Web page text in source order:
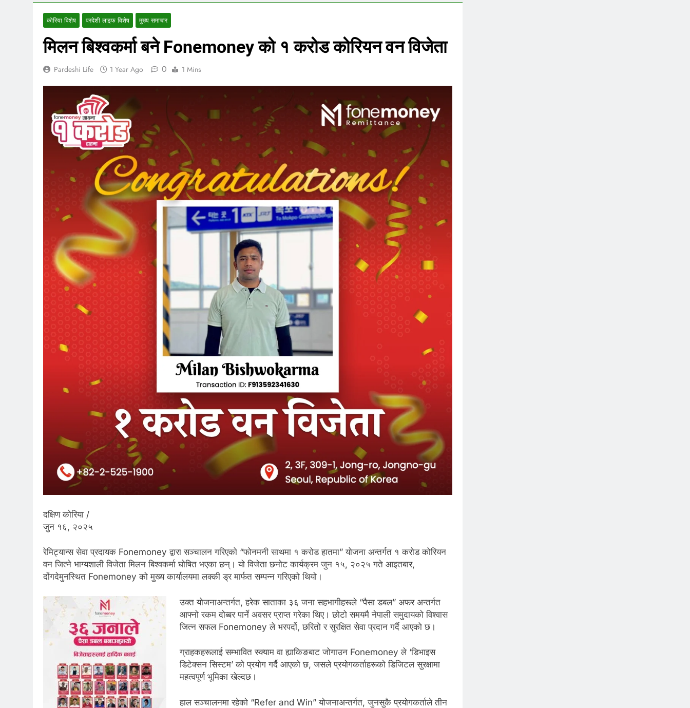
कोरिया विशेष परदेशी लाइफ विशेष मुख्य समाचार
मिलन बिश्वकर्मा बने Fonemoney को १ करोड कोरियन वन विजेता
Pardeshi Life 1 Year Ago 0 1 Mins
दक्षिण कोरिया /
जुन १६, २०२५
रेमिट्यान्स सेवा प्रदायक Fonemoney द्वारा सञ्चालन गरिएको “फोनमनी साथमा १ करोड हातमा” योजना अन्तर्गत १ करोड कोरियन
वन जित्ने भाग्यशाली विजेता मिलन बिश्वकर्मा घोषित भएका छन्। यो विजेता छनोट कार्यक्रम जुन १५, २०२५ गते आइतबार,
दोंगदेमुनस्थित Fonemoney को मुख्य कार्यालयमा लक्की ड्र मार्फत सम्पन्न गरिएको थियो।
उक्त योजनाअन्तर्गत, हरेक साताका ३६ जना सहभागीहरूले “पैसा डबल” अफर अन्तर्गत
आफ्नो रकम दोब्बर पार्ने अवसर प्राप्त गरेका थिए। छोटो समयमै नेपाली समुदायको विश्वास
जित्न सफल Fonemoney ले भरपर्दो, छरितो र सुरक्षित सेवा प्रदान गर्दै आएको छ।
ग्राहकहरूलाई सम्भावित स्क्याम वा ह्याकिङबाट जोगाउन Fonemoney ले ‘डिभाइस
डिटेक्सन सिस्टम’ को प्रयोग गर्दै आएको छ, जसले प्रयोगकर्ताहरूको डिजिटल सुरक्षामा
महत्वपूर्ण भूमिका खेल्दछ।
हाल सञ्चालनमा रहेको “Refer and Win” योजनाअन्तर्गत, जुनसुकै प्रयोगकर्ताले तीन